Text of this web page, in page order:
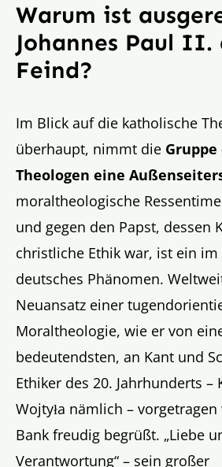
Warum ist
Johannes Paul II.
Feind?
Im Blick auf die katholische
überhaupt, nimmt die
Theologen eine
moraltheologische
und gegen den Papst, dessen
christliche Ethik war, ist ein
deutsches Phänomen.
Neuansatz einer
Moraltheologie, wie er von
bedeutendsten, an Kant und
Ethiker des 20. Jahrhunderts –
Wojtyła nämlich –
Bank freudig begrüßt. „Liebe
Verantwortung“ – sein großer